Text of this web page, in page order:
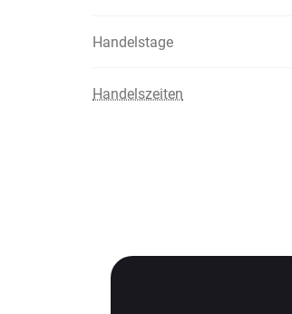
Handelstage
Handelszeiten